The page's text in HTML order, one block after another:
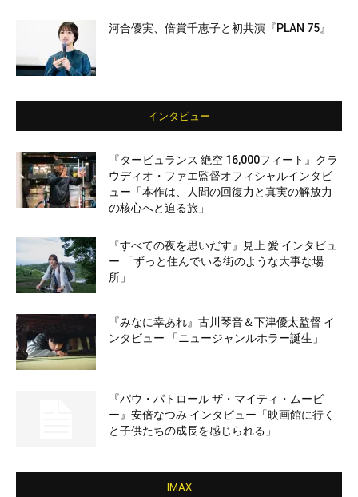
河合優実、倍賞千恵子と初共演『PLAN 75』
インタビュー
『タービュランス 絶空 16,000フィート』クラ
ウディオ・ファエ監督オフィシャルインタビ
ュー「本作は、人間の回復力と真実の解放力
の核心へと迫る旅」
『すべての夜を思いだす』見上 愛 インタビュ
ー 「ずっと住んでいる街のような大事な場
所」
『みなに幸あれ』古川琴音＆下津優太監督 イ
ンタビュー 「ニュージャンルホラー誕生」
『パウ・パトロール ザ・マイティ・ムービ
ー』安倍なつみ インタビュー「映画館に行く
と子供たちの成長を感じられる」
IMAX